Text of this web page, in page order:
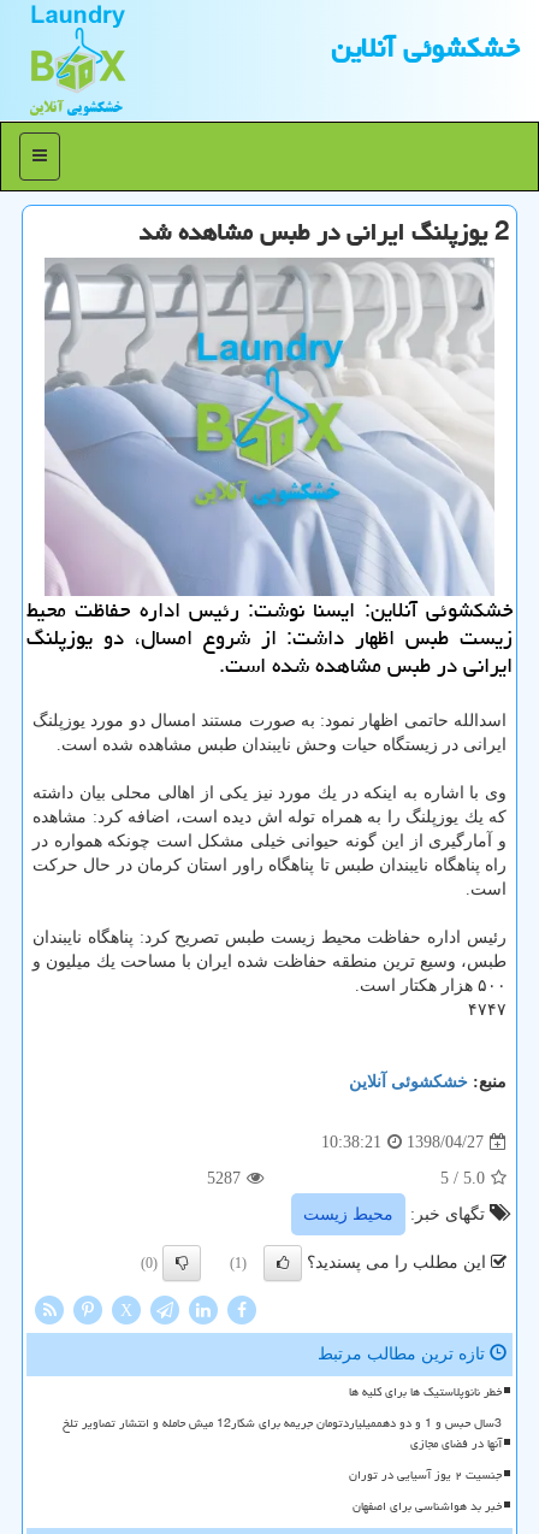
خشكشوئی آنلاین
منو
2 یوزپلنگ ایرانی در طبس مشاهده شد
خشكشوئی آنلاین: ایسنا نوشت: رئیس اداره حفاظت محیط
زیست طبس اظهار داشت: از شروع امسال، دو یوزپلنگ
ایرانی در طبس مشاهده شده است.
اسدالله حاتمی اظهار نمود: به صورت مستند امسال دو مورد یوزپلنگ
ایرانی در زیستگاه حیات وحش نایبندان طبس مشاهده شده است.
وی با اشاره به اینكه در یك مورد نیز یكی از اهالی محلی بیان داشته
كه یك یوزپلنگ را به همراه توله اش دیده است، اضافه كرد: مشاهده
و آمارگیری از این گونه حیوانی خیلی مشكل است چونكه همواره در
راه پناهگاه نایبندان طبس تا پناهگاه راور استان كرمان در حال حركت
است.
رئیس اداره حفاظت محیط زیست طبس تصریح كرد: پناهگاه نایبندان
طبس، وسیع ترین منطقه حفاظت شده ایران با مساحت یك میلیون و
۵۰۰ هزار هكتار است.
۴۷۴۷
منبع: خشكشوئی آنلاین
1398/04/27
10:38:21
5.0
/ 5
5287
تگهای خبر:
محیط زیست
این مطلب را می پسندید؟ (1)
(0)
X
تازه ترین مطالب مرتبط
خطر نانوپلاستیک ها برای کلیه ها
3سال حبس و 1 و دو دهممیلیاردتومان جریمه برای شکار12 میش حامله و انتشار تصاویر تلخ
آنها در فضای مجازی
جنسیت ۲ یوز آسیایی در توران
خبر بد هواشناسی برای اصفهان